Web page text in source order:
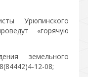
Урюпинского
«горячую
земельного
12-08;